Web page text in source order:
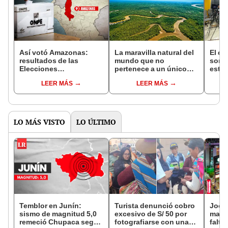
Así votó Amazonas:
resultados de las
Elecciones
según conteo oficial
ONPE al 100%
LEER MÁS
La maravilla natural del
mundo que no
pertenece a un único
de Sudamérica y 'llega'
hasta Europa
LEER MÁS
El
está
LO MÁS VISTO LO ÚLTIMO
Temblor en Junín:
sismo de magnitud 5,0
remeció Chupaca según
Turista denunció cobro
excesivo de S/ 50 por
fotografiarse con una
falta